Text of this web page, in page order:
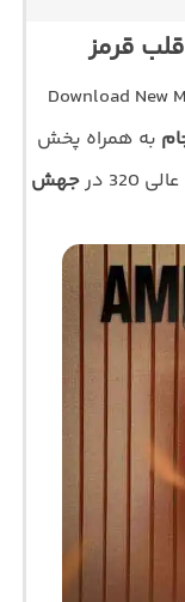
قرمز
Download New
به همراه پخش
در
جهش